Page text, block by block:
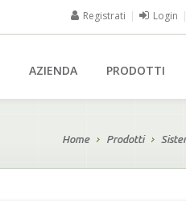
Registrati | Login |
AZIENDA PRODOTTI
Home Prodotti